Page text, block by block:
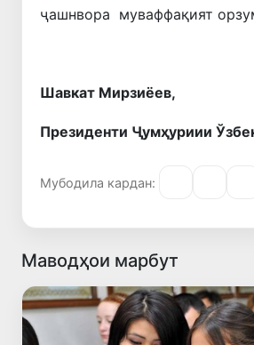
ҷашнвора муваффақият
Шавкат Мирзиёев,
Президенти Ҷумҳуриии
Мубодила кардан:
Маводҳои марбут